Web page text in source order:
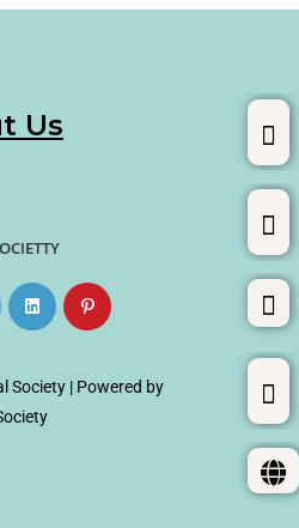
Us
Society | Powered by